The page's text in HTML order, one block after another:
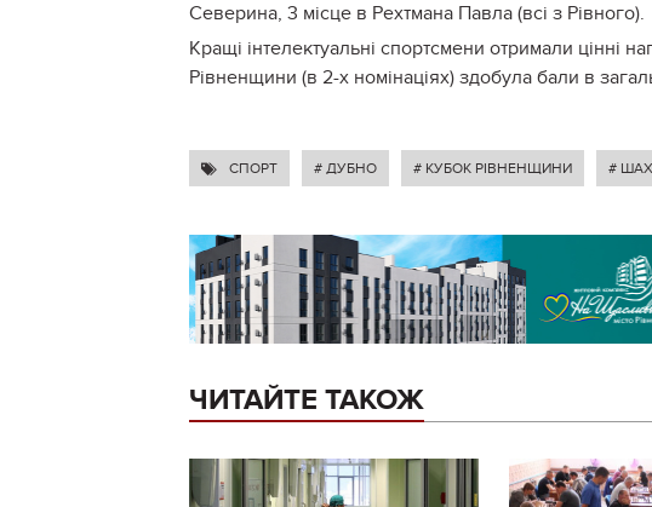
Северина, 3 місце в Рехтмана Павла (всі з Рівного).
Кращі інтелектуальні спортсмени отримали цінні
Рівненщини (в 2-х номінаціях) здобула бали в
СПОРТ # ДУБНО # КУБОК РІВНЕНЩИНИ #
ЧИТАЙТЕ ТАКОЖ